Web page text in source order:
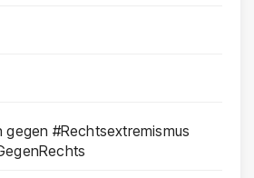
#Rechtsextremismus